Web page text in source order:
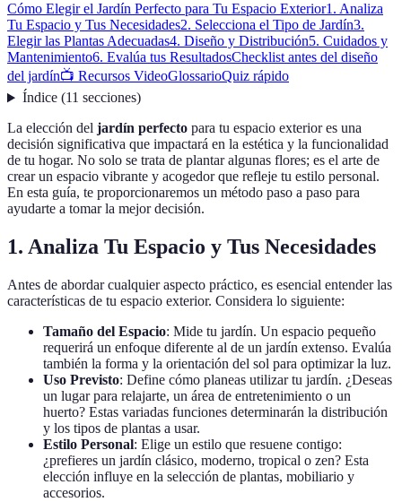
Cómo Elegir el Jardín Perfecto para Tu Espacio Exterior1. Analiza
Tu Espacio y Tus Necesidades2. Selecciona el Tipo de Jardín3.
Elegir las Plantas Adecuadas4. Diseño y Distribución5. Cuidados y
Mantenimiento6. Evalúa tus ResultadosChecklist antes del diseño
del jardín📺 Recursos VideoGlossarioQuiz rápido
Índice(11 secciones)
La elección del jardín perfecto para tu espacio exterior es una
decisión significativa que impactará en la estética y la funcionalidad
de tu hogar. No solo se trata de plantar algunas flores; es el arte de
crear un espacio vibrante y acogedor que refleje tu estilo personal.
En esta guía, te proporcionaremos un método paso a paso para
ayudarte a tomar la mejor decisión.
1. Analiza Tu Espacio y Tus Necesidades
Antes de abordar cualquier aspecto práctico, es esencial entender las
características de tu espacio exterior. Considera lo siguiente:
Tamaño del Espacio: Mide tu jardín. Un espacio pequeño
requerirá un enfoque diferente al de un jardín extenso. Evalúa
también la forma y la orientación del sol para optimizar la luz.
Uso Previsto: Define cómo planeas utilizar tu jardín. ¿Deseas
un lugar para relajarte, un área de entretenimiento o un
huerto? Estas variadas funciones determinarán la distribución
y los tipos de plantas a usar.
Estilo Personal: Elige un estilo que resuene contigo:
¿prefieres un jardín clásico, moderno, tropical o zen? Esta
elección influye en la selección de plantas, mobiliario y
accesorios.